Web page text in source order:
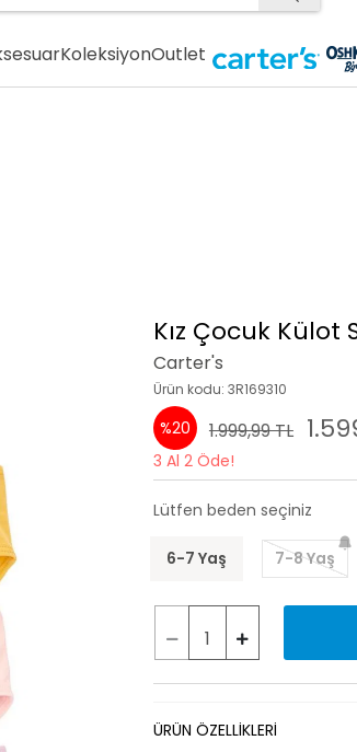
KoleksiyonOutlet
Kız Çocuk Külot
Carter's
Ürün kodu: 3R169310
%20 1.999,99 TL
3 Al 2 Öde!
Lütfen beden seçiniz
6-7 Yaş 7-8 Yaş
ÜRÜN ÖZELLİKLERİ